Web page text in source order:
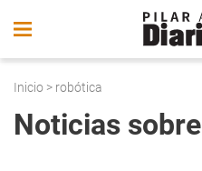
Inicio > robótica
Noticias sobre